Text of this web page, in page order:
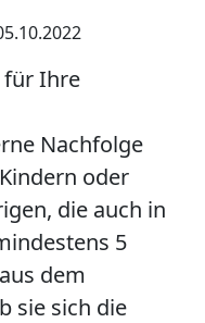
für Ihre
Nachfolge
oder
die auch in
5
dem
sie sich die